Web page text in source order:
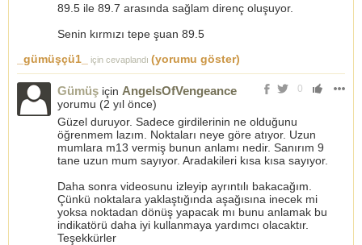
89.5 ile 89.7 arasında sağlam direnç oluşuyor.
Senin kırmızı tepe şuan 89.5
_gümüşçü1_
için cevaplandı (yorumu göster)
0
Gümüş için AngelsOfVengeance
yorumu (2 yıl önce)
Güzel duruyor. Sadece girdilerinin ne olduğunu
öğrenmem lazım. Noktaları neye göre atıyor. Uzun
mumlara m13 vermiş bunun anlamı nedir. Sanırım 9
tane uzun mum sayıyor. Aradakileri kısa kısa sayıyor.
Daha sonra videosunu izleyip ayrıntılı bakacağım.
Çünkü noktalara yaklaştığında aşağısına inecek mi
yoksa noktadan dönüş yapacak mı bunu anlamak bu
indikatörü daha iyi kullanmaya yardımcı olacaktır.
Teşekkürler